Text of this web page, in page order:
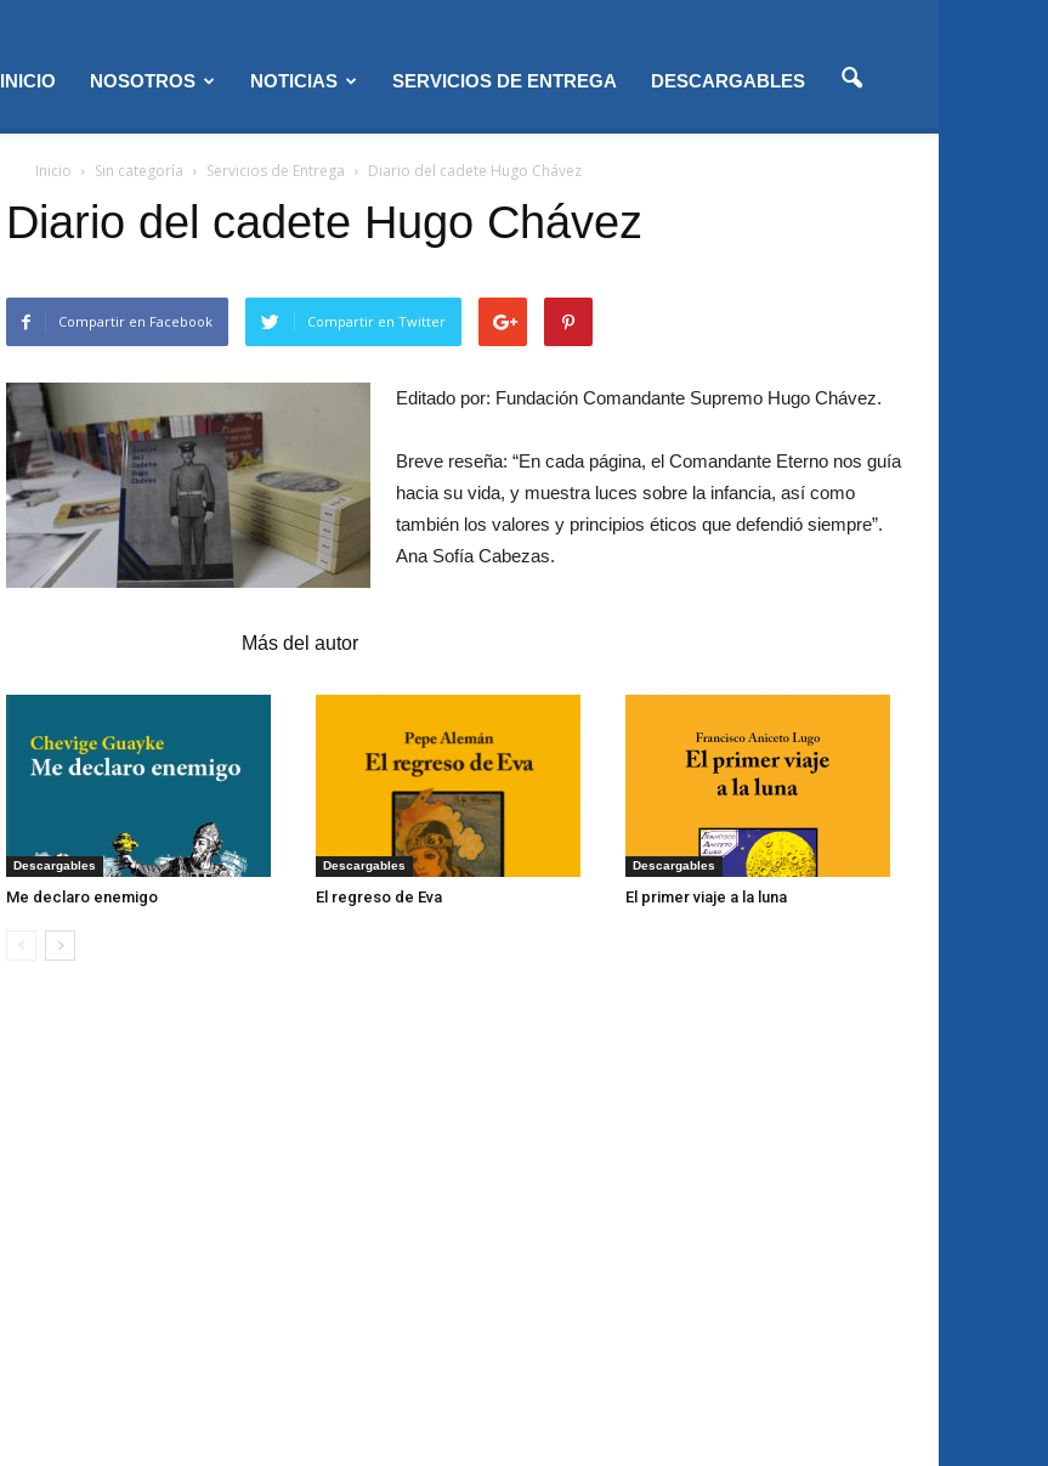
INICIO NOSOTROS NOTICIAS SERVICIOS DE ENTREGA DESCARGABLES
Inicio Sin categoría Servicios de Entrega Diario del cadete Hugo Chávez
Diario del cadete Hugo Chávez
Compartir en Facebook Compartir en Twitter
Editado por: Fundación Comandante Supremo Hugo Chávez.
Breve reseña: “En cada página, el Comandante Eterno nos guía
hacia su vida, y muestra luces sobre la infancia, así como
también los valores y principios éticos que defendió siempre”.
Ana Sofía Cabezas.
Más del autor
Descargables
Me declaro enemigo
Descargables
El regreso de Eva
Descargables
El primer viaje a la luna